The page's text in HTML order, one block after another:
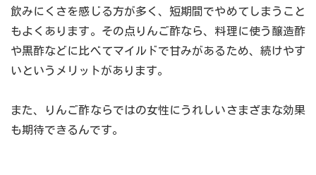
飲みにくさを感じる方が多く、短期間でやめてしまうこと
もよくあります。その点りんご酢なら、料理に使う醸造酢
や黒酢などに比べてマイルドで甘みがあるため、続けやす
いというメリットがあります。
また、りんご酢ならではの女性にうれしいさまざまな効果
も期待できるんです。